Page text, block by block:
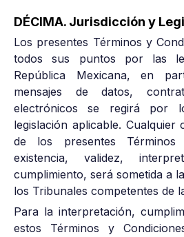
DÉCIMA. Jurisdicción y
Los presentes Términos y
todos sus puntos por las
República Mexicana, en
mensajes de datos,
electrónicos se regirá por
legislación aplicable. Cualquier
de los presentes
existencia, validez,
cumplimiento, será sometida a
los Tribunales competentes de
Para la interpretación,
estos Términos y